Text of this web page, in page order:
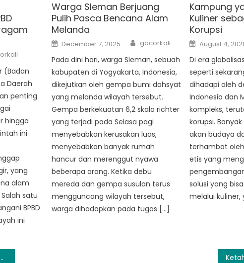
(Badan
Daerah
penting
hingga
ini
yang
alam
satu
BPBD
ini
Warga Sleman Berjuang
Pulih Pasca Bencana Alam
Melanda
Posted
on
December 7, 2025 Author
gacorkali
Pada dini hari, warga Sleman, sebuah
kabupaten di Yogyakarta, Indonesia,
dikejutkan oleh gempa bumi dahsyat
yang melanda wilayah tersebut.
Gempa berkekuatan 6,2 skala richter
yang terjadi pada Selasa pagi
menyebabkan kerusakan luas,
menyebabkan banyak rumah
hancur dan merenggut nyawa
beberapa orang. Ketika debu
mereda dan gempa susulan terus
mengguncang wilayah tersebut,
warga dihadapkan pada tugas […]
Kampung
Kuliner
Korupsi
Posted
on
August 4,
Di era
seperti
dihadapi oleh
Indonesia dan
kompleks,
korupsi.
akan budaya
terhambat
etis yang
solusi yang
melalui kuliner,